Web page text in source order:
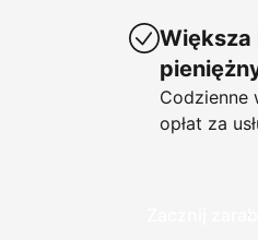
Większa
Codzienne
opłat za
Zacznij